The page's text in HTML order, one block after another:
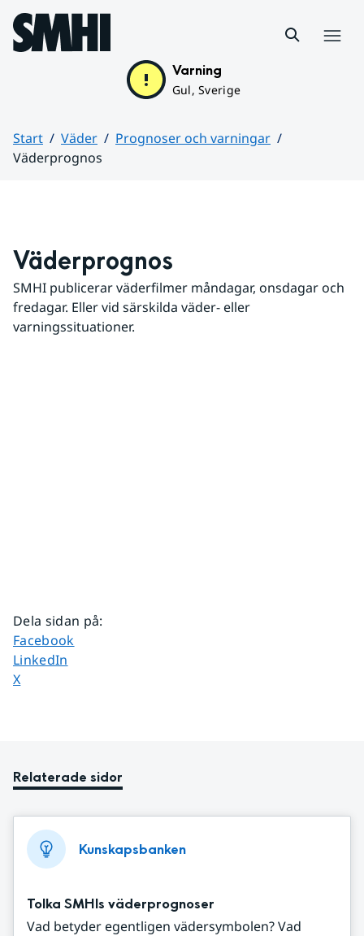
Hoppa till sidans innehåll
Varning
Gul, Sverige
Start Väder
Prognoser och varningar
Väderprognos
Väderprognos
SMHI publicerar väderfilmer måndagar, onsdagar och
fredagar. Eller vid särskilda väder- eller
varningssituationer.
Dela sidan på:
Dela sidan på
Facebook
Dela sidan på
LinkedIn
Dela sidan på
X
Relaterade sidor
Kunskapsbanken
Tolka SMHIs väderprognoser
Vad betyder egentligen vädersymbolen? Vad